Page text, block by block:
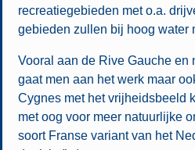
recreatiegebieden met o.a.
gebieden zullen bij hoog water
Vooral aan de Rive Gauche en
gaat men aan het werk maar
Cygnes met het vrijheidsbeeld
met oog voor meer natuurlijke
soort Franse variant van het